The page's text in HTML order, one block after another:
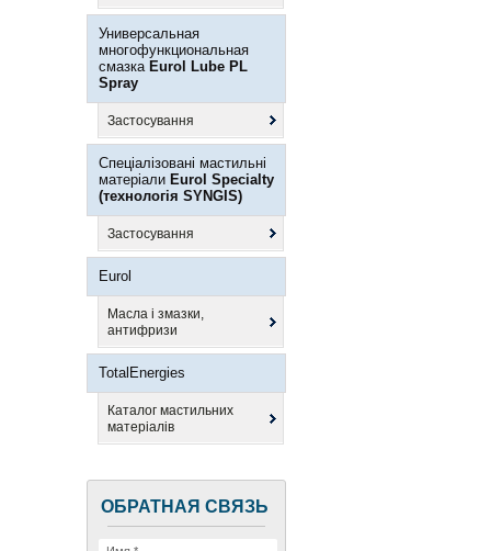
Универсальная
многофункциональная
смазка Eurol Lube PL
Spray
Застосування
Спеціалізовані мастильні
матеріали Eurol Specialty
(технологія SYNGIS)
Застосування
Eurol
Масла і змазки,
антифризи
TotalEnergies
Каталог мастильних
матеріалів
ОБРАТНАЯ СВЯЗЬ